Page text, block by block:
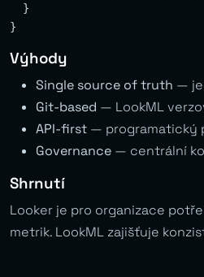
  }
Výhody
Single source of truth —
Git-based — LookML
API-first — programatický
Governance — centrální
Shrnutí
Looker je pro organizace
metrik. LookML zajišťuje